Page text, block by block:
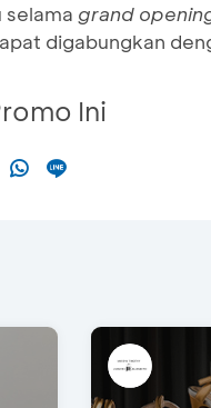
selama grand
digabungkan
Ini